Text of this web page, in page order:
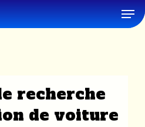
recherche
de voiture